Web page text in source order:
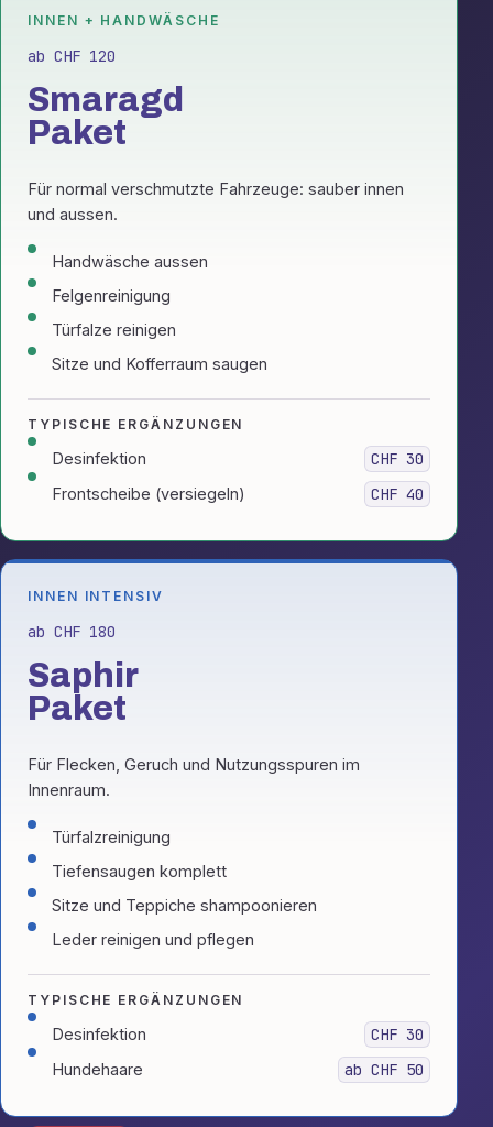
INNEN + HANDWÄSCHE
ab CHF 120
Smaragd
Paket
Für normal verschmutzte Fahrzeuge: sauber innen
und aussen.
Handwäsche aussen
Felgenreinigung
Türfalze reinigen
Sitze und Kofferraum saugen
TYPISCHE ERGÄNZUNGEN
Desinfektion CHF 30
Frontscheibe (versiegeln) CHF 40
INNEN INTENSIV
ab CHF 180
Saphir
Paket
Für Flecken, Geruch und Nutzungsspuren im
Innenraum.
Türfalzreinigung
Tiefensaugen komplett
Sitze und Teppiche shampoonieren
Leder reinigen und pflegen
TYPISCHE ERGÄNZUNGEN
Desinfektion CHF 30
Hundehaare ab CHF 50